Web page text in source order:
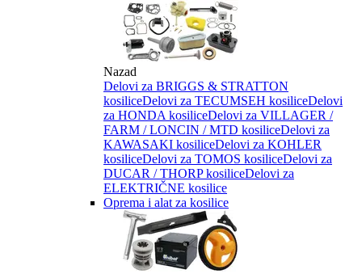
Nazad
Delovi za BRIGGS & STRATTON
kosiliceDelovi za TECUMSEH kosiliceDelovi
za HONDA kosiliceDelovi za VILLAGER /
FARM / LONCIN / MTD kosiliceDelovi za
KAWASAKI kosiliceDelovi za KOHLER
kosiliceDelovi za TOMOS kosiliceDelovi za
DUCAR / THORP kosiliceDelovi za
ELEKTRIČNE kosilice
Oprema i alat za kosilice